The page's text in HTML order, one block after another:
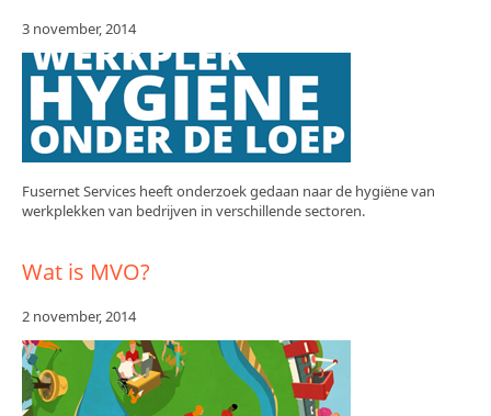
3 november, 2014
Fusernet Services heeft onderzoek gedaan naar de hygiëne van
werkplekken van bedrijven in verschillende sectoren.
Wat is MVO?
2 november, 2014